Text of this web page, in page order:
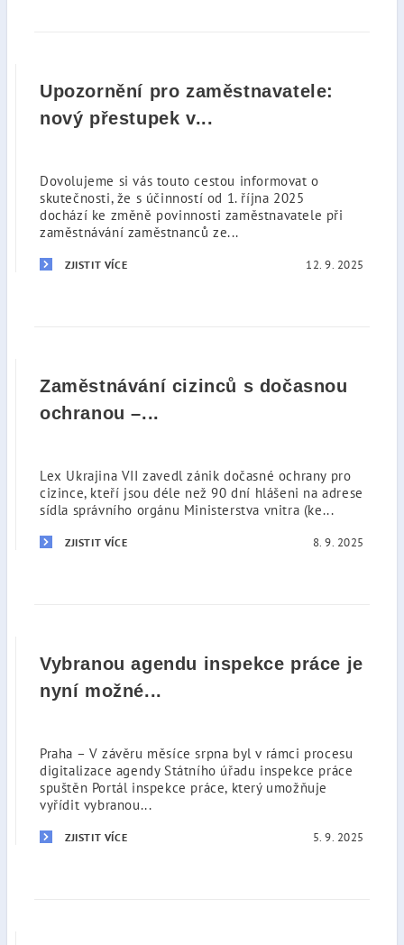
Upozornění pro zaměstnavatele:
nový přestupek v...
Dovolujeme si vás touto cestou informovat o
skutečnosti, že s účinností od 1. října 2025
dochází ke změně povinnosti zaměstnavatele při
zaměstnávání zaměstnanců ze...
ZJISTIT VÍCE 12. 9. 2025
Zaměstnávání cizinců s dočasnou
ochranou –...
Lex Ukrajina VII zavedl zánik dočasné ochrany pro
cizince, kteří jsou déle než 90 dní hlášeni na adrese
sídla správního orgánu Ministerstva vnitra (ke...
ZJISTIT VÍCE 8. 9. 2025
Vybranou agendu inspekce práce je
nyní možné...
Praha – V závěru měsíce srpna byl v rámci procesu
digitalizace agendy Státního úřadu inspekce práce
spuštěn Portál inspekce práce, který umožňuje
vyřídit vybranou...
ZJISTIT VÍCE 5. 9. 2025